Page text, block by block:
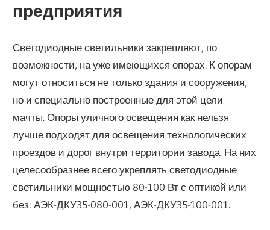
предприятия
Светодиодные светильники закрепляют, по
возможности, на уже имеющихся опорах. К опорам
могут относиться не только здания и сооружения,
но и специально построенные для этой цели
мачты. Опоры уличного освещения как нельзя
лучше подходят для освещения технологических
проездов и дорог внутри территории завода. На них
целесообразнее всего укреплять светодиодные
светильники мощностью 80-100 Вт с оптикой или
без: АЭК-ДКУ35-080-001, АЭК-ДКУ35-100-001.